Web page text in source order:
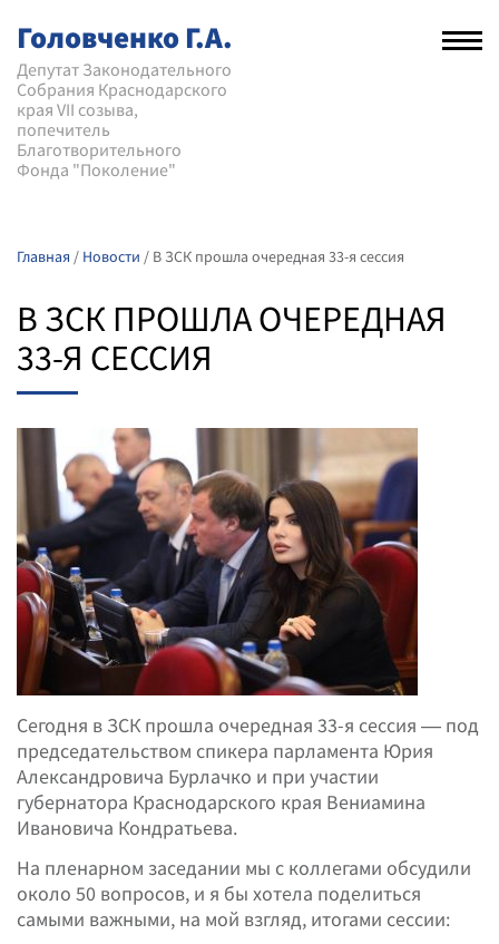
Головченко Г.А.
Депутат Законодательного
Собрания Краснодарского
края VII созыва,
попечитель
Благотворительного
Фонда "Поколение"
Главная / Новости / В ЗСК прошла очередная 33-я сессия
В ЗСК ПРОШЛА ОЧЕРЕДНАЯ
33-Я СЕССИЯ
Сегодня в ЗСК прошла очередная 33-я сессия — под
председательством спикера парламента Юрия
Александровича Бурлачко и при участии
губернатора Краснодарского края Вениамина
Ивановича Кондратьева.
На пленарном заседании мы с коллегами обсудили
около 50 вопросов, и я бы хотела поделиться
самыми важными, на мой взгляд, итогами сессии: